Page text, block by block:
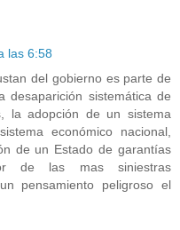
las 6:58
del gobierno es parte de
desaparición sistemática de
la adopción de un sistema
económico nacional,
de un Estado de garantías
de las mas siniestras
pensamiento peligroso el